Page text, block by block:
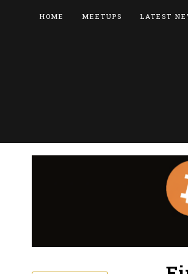
HOME MEETUPS LATEST